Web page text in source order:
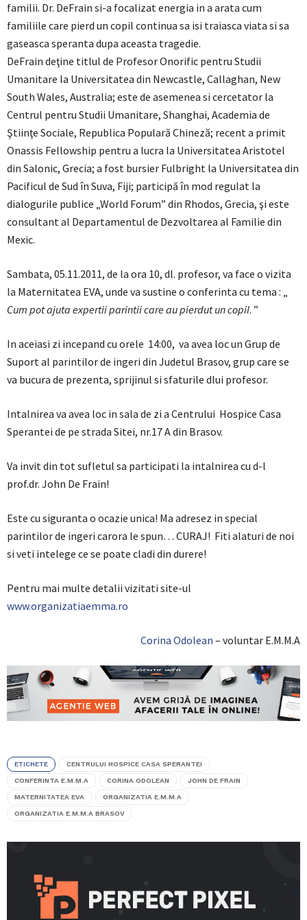
familii. Dr. DeFrain si-a focalizat energia in a arata cum
familiile care pierd un copil continua sa isi traiasca viata si sa
gaseasca speranta dupa aceasta tragedie.
DeFrain deţine titlul de Profesor Onorific pentru Studii
Umanitare la Universitatea din Newcastle, Callaghan, New
South Wales, Australia; este de asemenea si cercetator la
Centrul pentru Studii Umanitare, Shanghai, Academia de
Ştiinţe Sociale, Republica Populară Chineză; recent a primit
Onassis Fellowship pentru a lucra la Universitatea Aristotel
din Salonic, Grecia; a fost bursier Fulbright la Universitatea din
Pacificul de Sud în Suva, Fiji; participă în mod regulat la
dialogurile publice „World Forum” din Rhodos, Grecia, şi este
consultant al Departamentul de Dezvoltarea al Familie din
Mexic.
Sambata, 05.11.2011, de la ora 10, dl. profesor, va face o vizita
la Maternitatea EVA, unde va sustine o conferinta cu tema : „
Cum pot ajuta expertii parintii care au pierdut un copil. ”
In aceiasi zi incepand cu orele 14:00, va avea loc un Grup de
Suport al parintilor de ingeri din Judetul Brasov, grup care se
va bucura de prezenta, sprijinul si sfaturile dlui profesor.
Intalnirea va avea loc in sala de zi a Centrului Hospice Casa
Sperantei de pe strada Sitei, nr.17 A din Brasov.
Va invit din tot sufletul sa participati la intalnirea cu d-l
prof.dr. John De Frain!
Este cu siguranta o ocazie unica! Ma adresez in special
parintilor de ingeri carora le spun… CURAJ! Fiti alaturi de noi
si veti intelege ce se poate cladi din durere!
Pentru mai multe detalii vizitati site-ul
www.organizatiaemma.ro
Corina Odolean – voluntar E.M.M.A
ETICHETE CENTRULUI HOSPICE CASA SPERANTEI
CONFERINTA E.M.M.A CORINA ODOLEAN JOHN DE FRAIN
MATERNITATEA EVA ORGANIZATIA E.M.M.A
ORGANIZATIA E.M.M.A BRASOV